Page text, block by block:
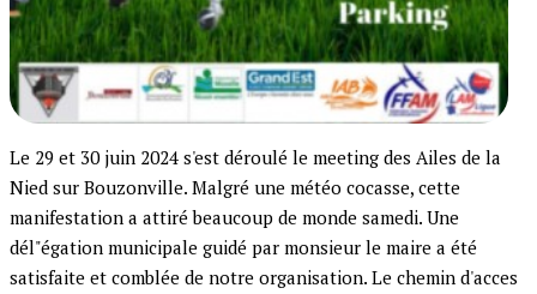
Le 29 et 30 juin 2024 s'est déroulé le meeting des Ailes de la
Nied sur Bouzonville. Malgré une météo cocasse, cette
manifestation a attiré beaucoup de monde samedi. Une
dél"égation municipale guidé par monsieur le maire a été
satisfaite et comblée de notre organisation. Le chemin d'acces